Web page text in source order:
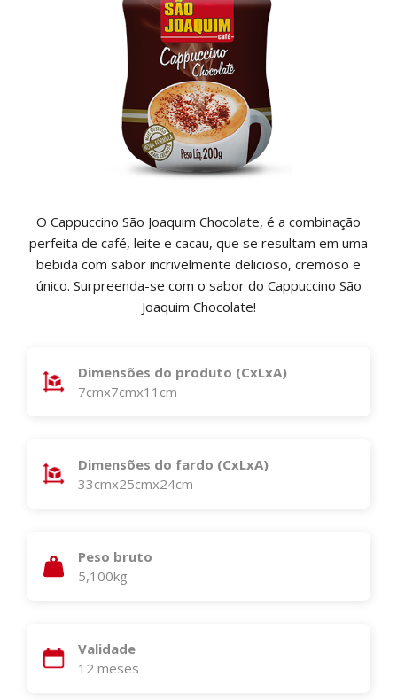
O Cappuccino São Joaquim Chocolate, é a combinação
perfeita de café, leite e cacau, que se resultam em uma
bebida com sabor incrivelmente delicioso, cremoso e
único. Surpreenda-se com o sabor do Cappuccino São
Joaquim Chocolate!
Dimensões do produto (CxLxA)
7cmx7cmx11cm
Dimensões do fardo (CxLxA)
33cmx25cmx24cm
Peso bruto
5,100kg
Validade
12 meses